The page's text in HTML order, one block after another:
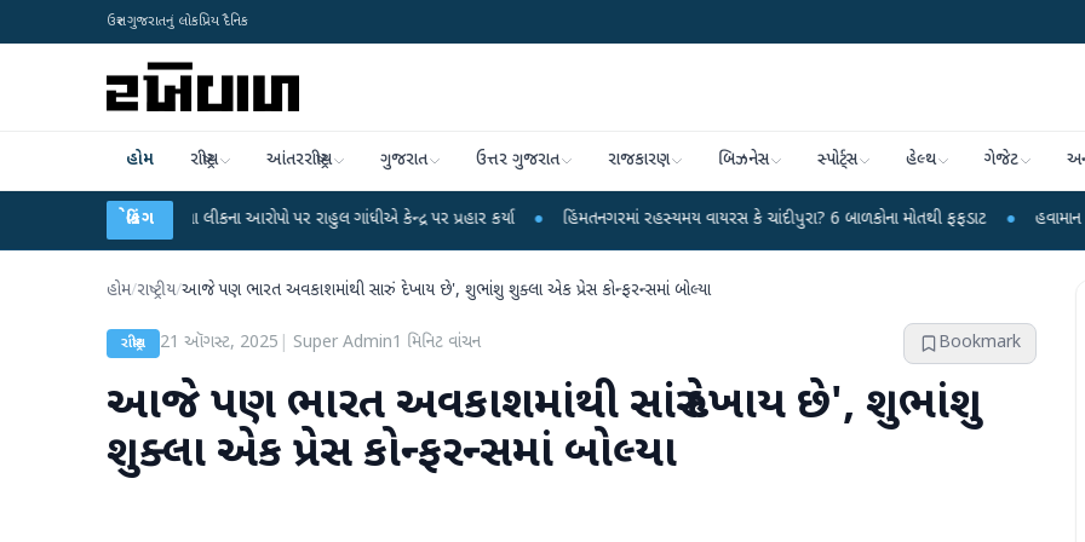
ઉત્તર ગુજરાતનું લોકપ્રિય દૈનિક
હોમ રાષ્ટ્રીય આંતરરાષ્ટ્રીય ગુજરાત ઉત્તર ગુજરાત રાજકારણ બિઝનેસ સ્પોર્ટ્સ હેલ્થ ગેજેટ
બ્રેકિંગ
UGC-NET પરીક્ષા લીકના આરોપો પર રાહુલ ગાંધીએ કેન્દ્ર પર પ્રહાર કર્યા ● હિંમતનગરમાં રહસ્યમય વાયરસ કે ચાંદીપુરા? 6 બાળકોના મોતથી ફફડાટ ● હવામાન વિભાગે 18
હોમ/રાષ્ટ્રીય/આજે પણ ભારત અવકાશમાંથી સારું દેખાય છે', શુભાંશુ શુક્લા એક પ્રેસ કોન્ફરન્સમાં બોલ્યા
રાષ્ટ્રીય 21 ઑગસ્ટ, 2025 Super Admin1 મિનિટ વાંચન Bookmark
આજે પણ ભારત અવકાશમાંથી સારું દેખાય છે', શુભાંશુ
શુક્લા એક પ્રેસ કોન્ફરન્સમાં બોલ્યા